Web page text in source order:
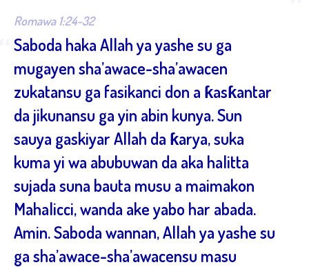
Romawa 1:24-32
Saboda haka Allah ya yashe su ga
mugayen sha’awace-sha’awacen
zukatansu ga fasikanci don a ƙasƙantar
da jikunansu ga yin abin kunya. Sun
sauya gaskiyar Allah da ƙarya, suka
kuma yi wa abubuwan da aka halitta
sujada suna bauta musu a maimakon
Mahalicci, wanda ake yabo har abada.
Amin. Saboda wannan, Allah ya yashe su
ga sha’awace-sha’awacensu masu